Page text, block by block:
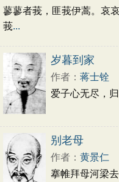
蓼蓼者莪，匪莪伊蒿。哀
莪...
岁暮到家
作者： 蒋士铨
爱子心无尽，
别老母
作者： 黄景仁
搴帷拜母河梁